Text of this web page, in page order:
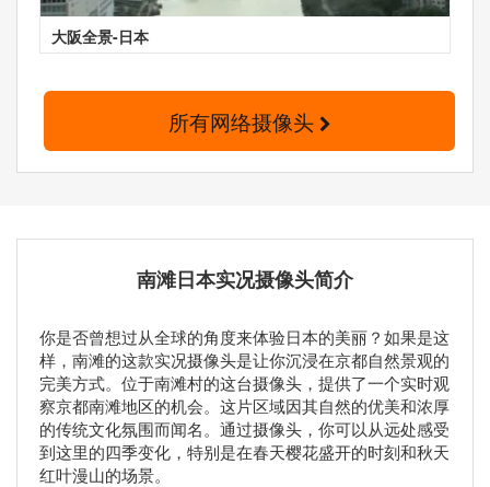
大阪全景-日本
所有网络摄像头
南滩日本实况摄像头简介
你是否曾想过从全球的角度来体验日本的美丽？如果是这
样，南滩的这款实况摄像头是让你沉浸在京都自然景观的
完美方式。位于南滩村的这台摄像头，提供了一个实时观
察京都南滩地区的机会。这片区域因其自然的优美和浓厚
的传统文化氛围而闻名。通过摄像头，你可以从远处感受
到这里的四季变化，特别是在春天樱花盛开的时刻和秋天
红叶漫山的场景。